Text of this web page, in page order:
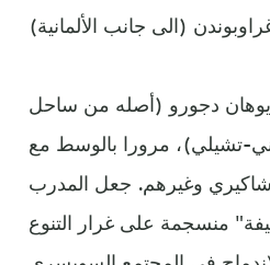
يوهان دجورو (أصله من ساحل
تشيلي)، مرورا بالوسط مع
وشاكيري وغيرهم. جعل المدرب
منسجمة على غرار التنوع